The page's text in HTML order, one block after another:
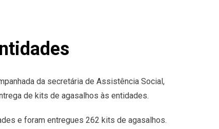
da secretária de Assistência Social,
de kits de agasalhos às entidades.
e foram entregues 262 kits de agasalhos.